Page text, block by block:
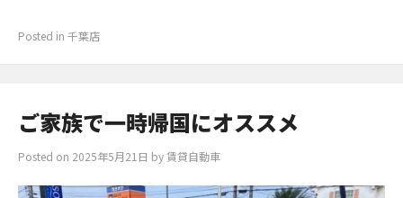
Posted in千葉店
ご家族で一時帰国にオススメ
Posted on 2025年5月21日 by賃貸自動車